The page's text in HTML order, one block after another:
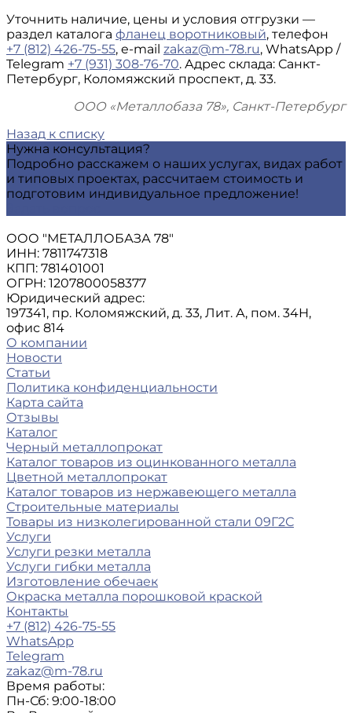
Уточнить наличие, цены и условия отгрузки —
раздел каталога фланец воротниковый, телефон
+7 (812) 426-75-55, e-mail zakaz@m-78.ru, WhatsApp /
Telegram +7 (931) 308-76-70. Адрес склада: Санкт-
Петербург, Коломяжский проспект, д. 33.
ООО «Металлобаза 78», Санкт-Петербург
Назад к списку
Нужна консультация?
Подробно расскажем о наших услугах, видах работ
и типовых проектах, рассчитаем стоимость и
подготовим индивидуальное предложение!
ООО "МЕТАЛЛОБАЗА 78"
ИНН: 7811747318
КПП: 781401001
ОГРН: 1207800058377
Юридический адрес:
197341, пр. Коломяжский, д. 33, Лит. А, пом. 34Н,
офис 814
О компании
Новости
Статьи
Политика конфиденциальности
Карта сайта
Отзывы
Каталог
Черный металлопрокат
Каталог товаров из оцинкованного металла
Цветной металлопрокат
Каталог товаров из нержавеющего металла
Строительные материалы
Товары из низколегированной стали 09Г2С
Услуги
Услуги резки металла
Услуги гибки металла
Изготовление обечаек
Окраска металла порошковой краской
Контакты
+7 (812) 426-75-55
WhatsApp
Telegram
zakaz@m-78.ru
Время работы:
Пн-Сб: 9:00-18:00